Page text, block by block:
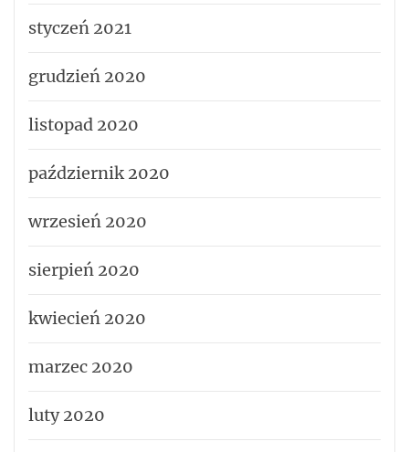
styczeń 2021
grudzień 2020
listopad 2020
październik 2020
wrzesień 2020
sierpień 2020
kwiecień 2020
marzec 2020
luty 2020